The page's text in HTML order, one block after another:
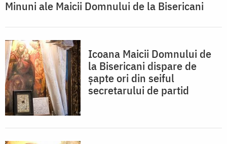
Minuni ale Maicii Domnului de la Bisericani
Icoana Maicii Domnului de
la Bisericani dispare de
șapte ori din seiful
secretarului de partid